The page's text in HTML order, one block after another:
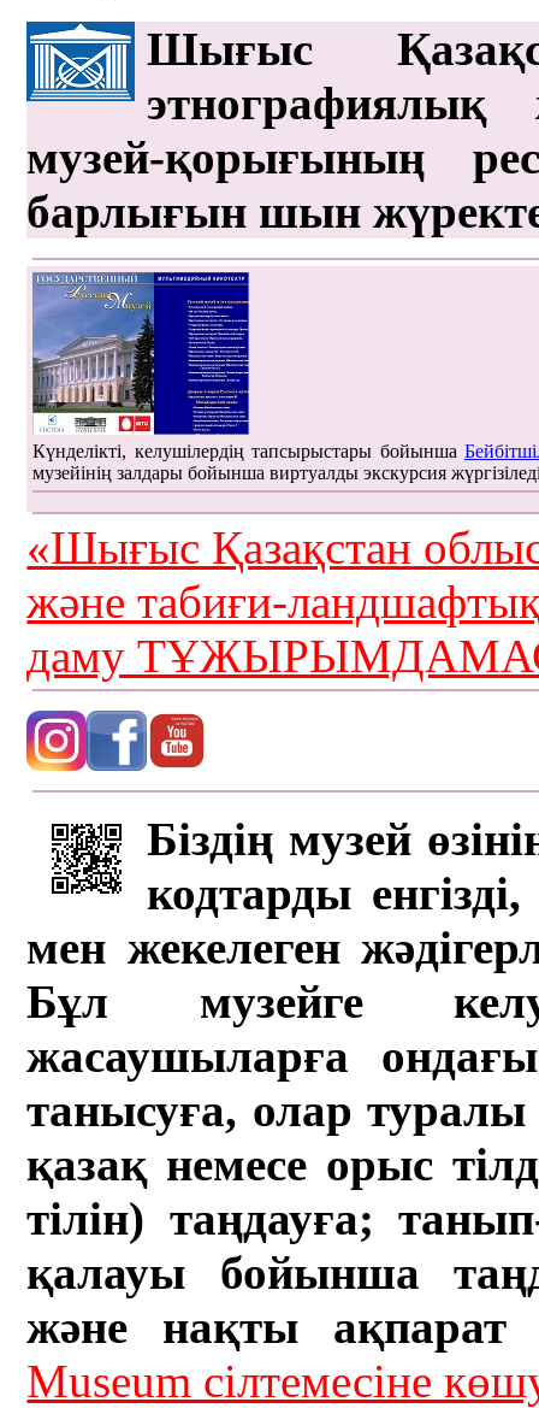
Шығыс
этнографиялық
музей-қорығының
барлығын шын
Күнделікті, келушілердің тапсырыстары бойынша
музейінің залдары бойынша виртуалды экскурсия
«Шығыс Қазақстан
және табиғи-
даму
Біздің музей
кодтарды
мен жекелеген
Бұл музейге
жасаушыларға
танысуға, олар туралы
қазақ немесе орыс
тілін) таңдауға;
қалауы бойынша
және нақты ақпарат
Museum сілтемесіне